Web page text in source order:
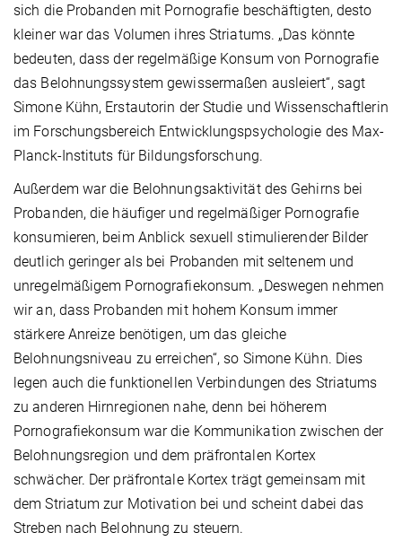
sich die Probanden mit Pornografie beschäftigten, desto
kleiner war das Volumen ihres Striatums. „Das könnte
bedeuten, dass der regelmäßige Konsum von Pornografie
das Belohnungssystem gewissermaßen ausleiert“, sagt
Simone Kühn, Erstautorin der Studie und Wissenschaftlerin
im Forschungsbereich Entwicklungspsychologie des Max-
Planck-Instituts für Bildungsforschung.
Außerdem war die Belohnungsaktivität des Gehirns bei
Probanden, die häufiger und regelmäßiger Pornografie
konsumieren, beim Anblick sexuell stimulierender Bilder
deutlich geringer als bei Probanden mit seltenem und
unregelmäßigem Pornografiekonsum. „Deswegen nehmen
wir an, dass Probanden mit hohem Konsum immer
stärkere Anreize benötigen, um das gleiche
Belohnungsniveau zu erreichen“, so Simone Kühn. Dies
legen auch die funktionellen Verbindungen des Striatums
zu anderen Hirnregionen nahe, denn bei höherem
Pornografiekonsum war die Kommunikation zwischen der
Belohnungsregion und dem präfrontalen Kortex
schwächer. Der präfrontale Kortex trägt gemeinsam mit
dem Striatum zur Motivation bei und scheint dabei das
Streben nach Belohnung zu steuern.